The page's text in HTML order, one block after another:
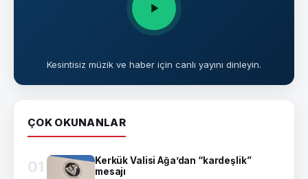
Kesintisiz müzik ve haber için canlı yayını dinleyin.
ÇOK OKUNANLAR
01
Kerkük Valisi Ağa’dan “kardeşlik”
mesajı